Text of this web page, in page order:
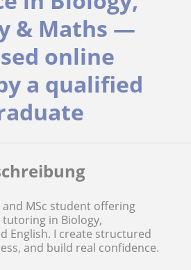
& Maths —
online
a qualified
MSc student offering
in Biology,
English. I create structured
and build real confidence.